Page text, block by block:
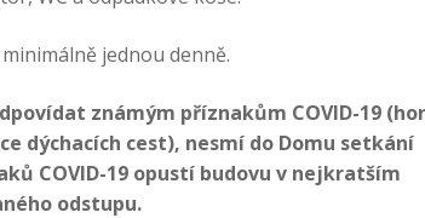
jednou denně.
známým příznakům COVID-19
dýchacích cest), nesmí do Domu setkání
COVID-19 opustí budovu v nejkratším
odstupu.